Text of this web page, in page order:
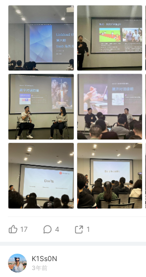
17 4 1
K1Ss0N
3年前